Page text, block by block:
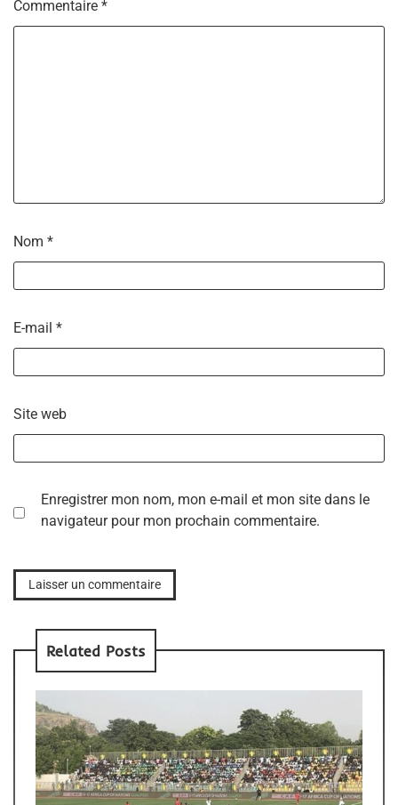
Commentaire *
Nom *
E-mail *
Site web
Enregistrer mon nom, mon e-mail et mon site dans le
navigateur pour mon prochain commentaire.
Related Posts